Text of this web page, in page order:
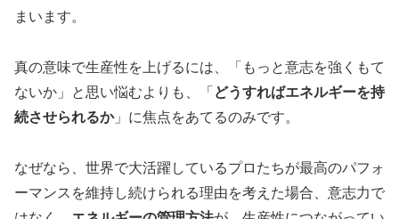
まいます。
真の意味で生産性を上げるには、「もっと意志を強くもて
ないか」と思い悩むよりも、「 どうすればエネルギーを持
続させられるか」に焦点をあてるのみです。
なぜなら、世界で大活躍しているプロたちが最高のパフォ
ーマンスを維持し続けられる理由を考えた場合、意志力で